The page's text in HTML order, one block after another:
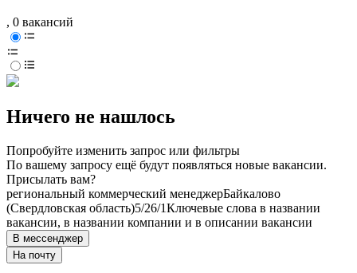
, 0 вакансий
Ничего не нашлось
Попробуйте изменить запрос или фильтры
По вашему запросу ещё будут появляться новые вакансии.
Присылать вам?
региональный коммерческий менеджерБайкалово
(Свердловская область)5/26/1Ключевые слова в названии
вакансии, в названии компании и в описании вакансии
В мессенджер
На почту